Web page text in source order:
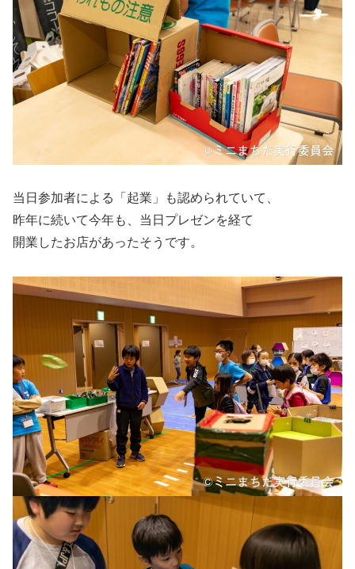
当日参加者による「起業」も認められていて、
昨年に続いて今年も、当日プレゼンを経て
開業したお店があったそうです。